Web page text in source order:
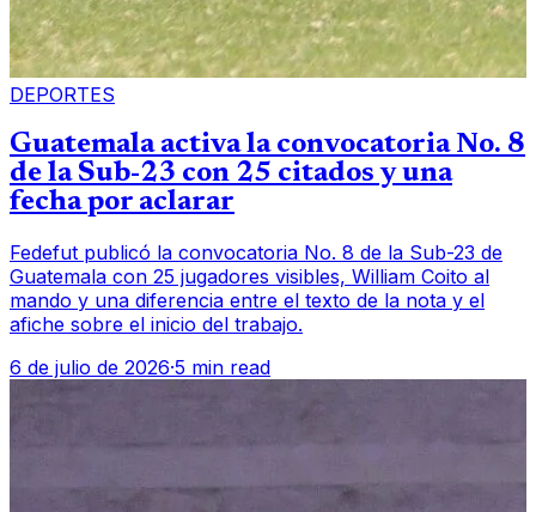
DEPORTES
Guatemala activa la convocatoria No. 8
de la Sub-23 con 25 citados y una
fecha por aclarar
Fedefut publicó la convocatoria No. 8 de la Sub-23 de
Guatemala con 25 jugadores visibles, William Coito al
mando y una diferencia entre el texto de la nota y el
afiche sobre el inicio del trabajo.
6 de julio de 2026·5 min read